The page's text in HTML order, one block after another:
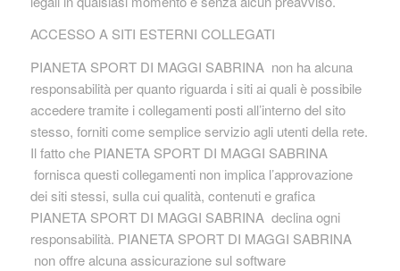
ACCESSO A SITI ESTERNI COLLEGATI
PIANETA SPORT DI MAGGI SABRINA non ha alcuna
responsabilità per quanto riguarda i siti ai quali è possibile
accedere tramite i collegamenti posti all’interno del sito
stesso, forniti come semplice servizio agli utenti della rete.
Il fatto che PIANETA SPORT DI MAGGI SABRINA
fornisca questi collegamenti non implica l’approvazione
dei siti stessi, sulla cui qualità, contenuti e grafica
PIANETA SPORT DI MAGGI SABRINA declina ogni
responsabilità. PIANETA SPORT DI MAGGI SABRINA
non offre alcuna assicurazione sul software